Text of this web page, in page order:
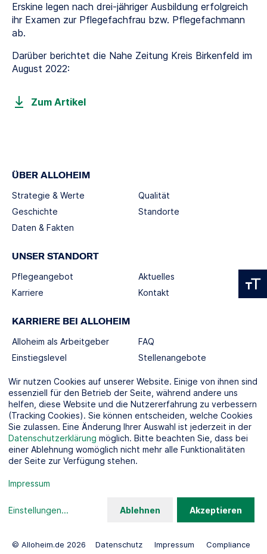
Erskine legen nach drei-jähriger Ausbildung erfolgreich
ihr Examen zur Pflegefachfrau bzw. Pflegefachmann
ab.
Darüber berichtet die Nahe Zeitung Kreis Birkenfeld im
August 2022:
Zum Artikel
ÜBER ALLOHEIM
Strategie & Werte
Geschichte
Daten & Fakten
Qualität
Standorte
UNSER STANDORT
Pflegeangebot
Karriere
Aktuelles
Kontakt
KARRIERE BEI ALLOHEIM
Alloheim als Arbeitgeber
Einstiegslevel
FAQ
Stellenangebote
SOCIAL MEDIA
KOOPERATIONSPARTNER
© Alloheim.de 2026 Datenschutz Impressum
Compliance
Wir nutzen Cookies auf unserer Website. Einige von ihnen sind
essenziell für den Betrieb der Seite, während andere uns
helfen, diese Website und die Nutzererfahrung zu verbessern
(Tracking Cookies). Sie können entscheiden, welche Cookies
Sie zulassen. Eine Änderung Ihrer Auswahl ist jederzeit in der
Datenschutzerklärung möglich. Bitte beachten Sie, dass bei
einer Ablehnung womöglich nicht mehr alle Funktionalitäten
der Seite zur Verfügung stehen.
Impressum
Einstellungen... Ablehnen Akzeptieren